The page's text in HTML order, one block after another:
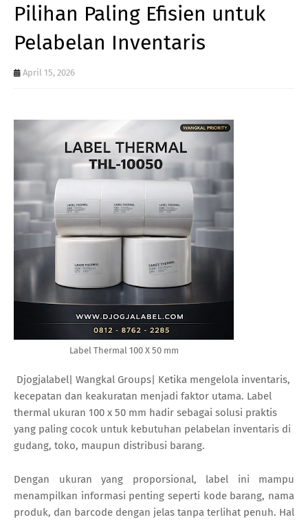
Pilihan Paling Efisien untuk
Pelabelan Inventaris
April 15, 2026
Label Thermal 100 X 50 mm
Djogjalabel| Wangkal Groups| Ketika mengelola inventaris,
kecepatan dan keakuratan menjadi faktor utama. Label
thermal ukuran 100 x 50 mm hadir sebagai solusi praktis
yang paling cocok untuk kebutuhan pelabelan inventaris di
gudang, toko, maupun distribusi barang.
Dengan ukuran yang proporsional, label ini mampu
menampilkan informasi penting seperti kode barang, nama
produk, dan barcode dengan jelas tanpa terlihat penuh. Hal